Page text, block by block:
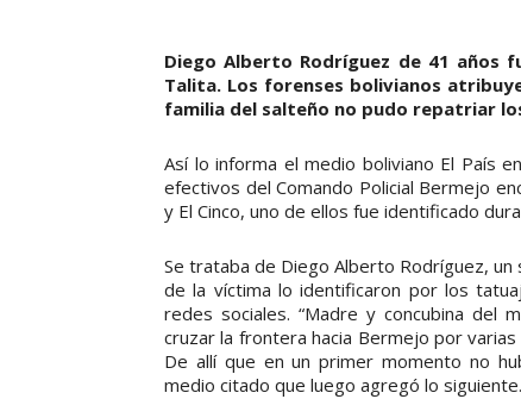
Diego Alberto Rodríguez de 41 años
Talita. Los forenses bolivianos
familia del salteño no pudo repatriar
Así lo informa el medio boliviano El País
efectivos del Comando Policial Bermejo
y El Cinco, uno de ellos fue identificado
Se trataba de Diego Alberto Rodríguez,
de la víctima lo identificaron por los
redes sociales. “Madre y concubina del
cruzar la frontera hacia Bermejo por
De allí que en un primer momento no
medio citado que luego agregó lo siguiente.